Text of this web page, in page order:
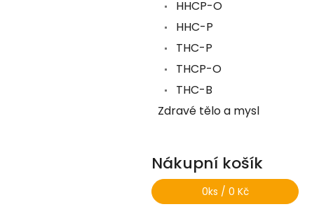
HHCP-O
HHC-P
THC-P
THCP-O
THC-B
Zdravé tělo a mysl
Nákupní košík
0ks / 0 Kč